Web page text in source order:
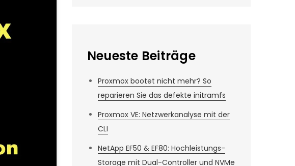
Neueste Beiträge
Proxmox bootet nicht mehr? So
reparieren Sie das defekte initramfs
Proxmox VE: Netzwerkanalyse mit der
CLI
NetApp EF50 & EF80: Hochleistungs-
Storage mit Dual-Controller und NVMe